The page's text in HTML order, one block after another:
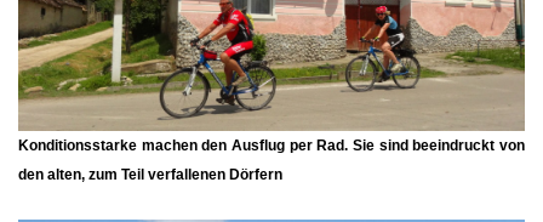
Konditionsstarke machen den Ausflug per Rad. Sie sind beeindruckt von
den alten, zum Teil verfallenen Dörfern